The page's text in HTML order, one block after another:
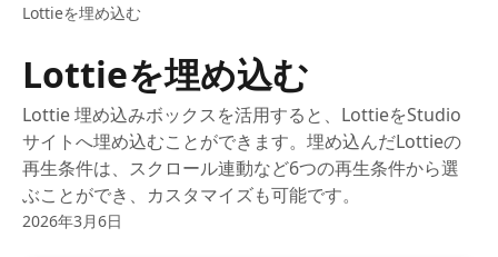
Lottieを埋め込む
Lottieを埋め込む
Lottie 埋め込みボックスを活用すると、LottieをStudio
サイトへ埋め込むことができます。埋め込んだLottieの
再生条件は、スクロール連動など6つの再生条件から選
ぶことができ、カスタマイズも可能です。
2026年3月6日